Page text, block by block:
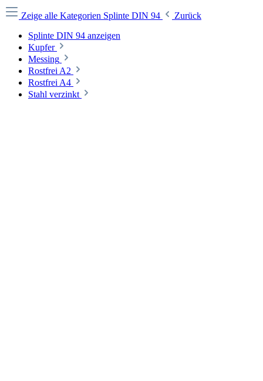
Zeige alle Kategorien Splinte DIN 94
Zurück
Splinte DIN 94 anzeigen
Kupfer
Messing
Rostfrei A2
Rostfrei A4
Stahl verzinkt